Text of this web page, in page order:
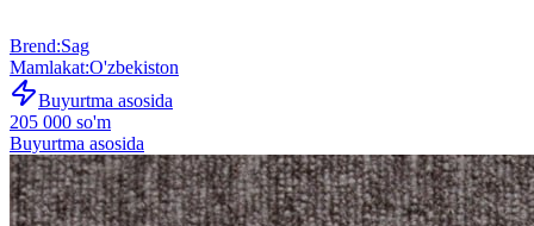
Brend:Sag
Mamlakat:O'zbekiston
Buyurtma asosida
205 000 so'm
Buyurtma asosida